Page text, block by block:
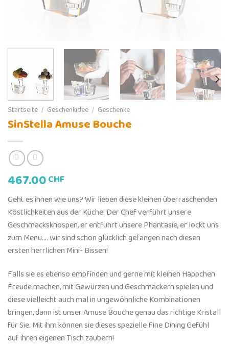
Startseite / Geschenkidee / Geschenke
SinStella Amuse Bouche
467.00CHF
Geht es ihnen wie uns? Wir lieben diese kleinen überraschenden
Köstlichkeiten aus der Küche! Der Chef verführt unsere
Geschmacksknospen, er entführt unsere Phantasie, er lockt uns
zum Menu…. wir sind schon glücklich gefangen nach diesen
ersten herrlichen Mini- Bissen!
Falls sie es ebenso empfinden und gerne mit kleinen Häppchen
Freude machen, mit Gewürzen und Geschmäckern spielen und
diese vielleicht auch mal in ungewöhnliche Kombinationen
bringen, dann ist unser Amuse Bouche genau das richtige Kristall
für Sie. Mit ihm können sie dieses spezielle Fine Dining Gefühl
auf ihren eigenen Tisch zaubern!